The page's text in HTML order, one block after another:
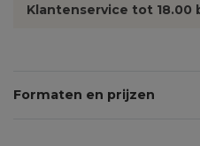
Klantenservice tot 18.00
Formaten en prijzen